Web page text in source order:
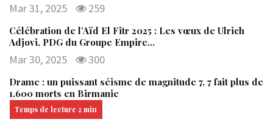
Mar 31, 2025 259
Célébration de l’Aïd El Fitr 2025 : Les vœux de Ulrich
Adjovi, PDG du Groupe Empire…
Mar 30, 2025 300
Drame : un puissant séisme de magnitude 7, 7 fait plus de
1.600 morts en Birmanie